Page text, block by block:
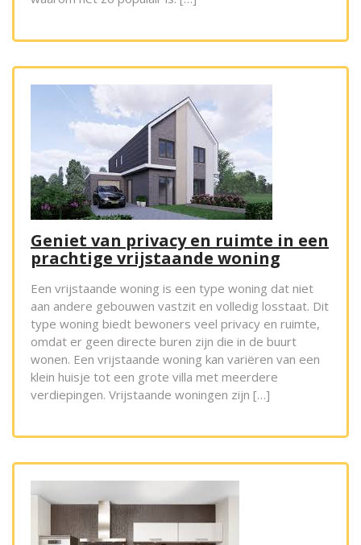
Geniet van privacy en ruimte in een
prachtige vrijstaande woning
Een vrijstaande woning is een type woning dat niet
aan andere gebouwen vastzit en volledig losstaat. Dit
type woning biedt bewoners veel privacy en ruimte,
omdat er geen directe buren zijn die in de buurt
wonen. Een vrijstaande woning kan variëren van een
klein huisje tot een grote villa met meerdere
verdiepingen. Vrijstaande woningen zijn […]